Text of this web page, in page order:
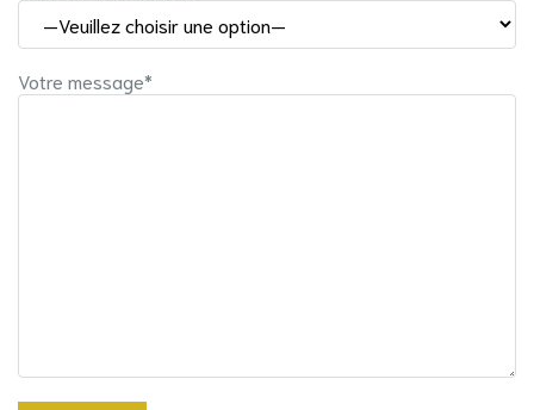
Votre message*